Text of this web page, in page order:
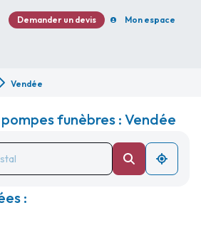
Demander un devis Mon espace
Vendée
funèbres : Vendée
: